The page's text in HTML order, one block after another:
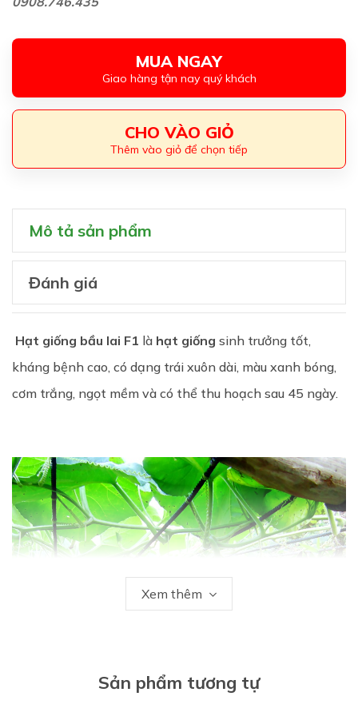
MUA NGAY
Giao hàng tận nay quý khách
CHO VÀO GIỎ
Thêm vào giỏ để chọn tiếp
Mô tả sản phẩm
Đánh giá
Hạt giống bầu lai F1 là hạt giống sinh trưởng tốt,
kháng bệnh cao, có dạng trái xuôn dài, màu xanh bóng,
cơm trắng, ngọt mềm và có thể thu hoạch sau 45 ngày.
Xem thêm
Sản phẩm tương tự